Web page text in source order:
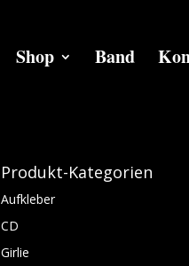
Shop Band
Produkt-Kategorien
Aufkleber
CD
Girlie